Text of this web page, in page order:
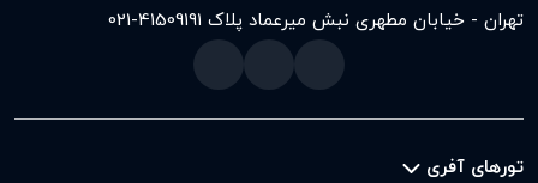
تهران - خیابان مطهری نبش میرعماد پلاک ۱۹۱
021-41509
تورهای آفری